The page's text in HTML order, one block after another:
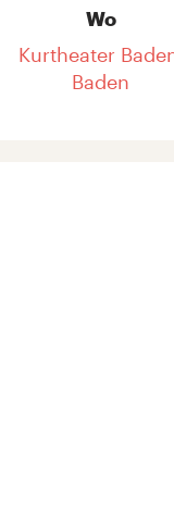
Wo
Kurtheater
Baden